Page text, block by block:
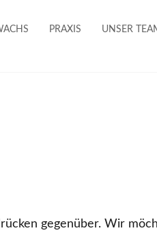
PRAXIS UNSER
gegenüber. Wir